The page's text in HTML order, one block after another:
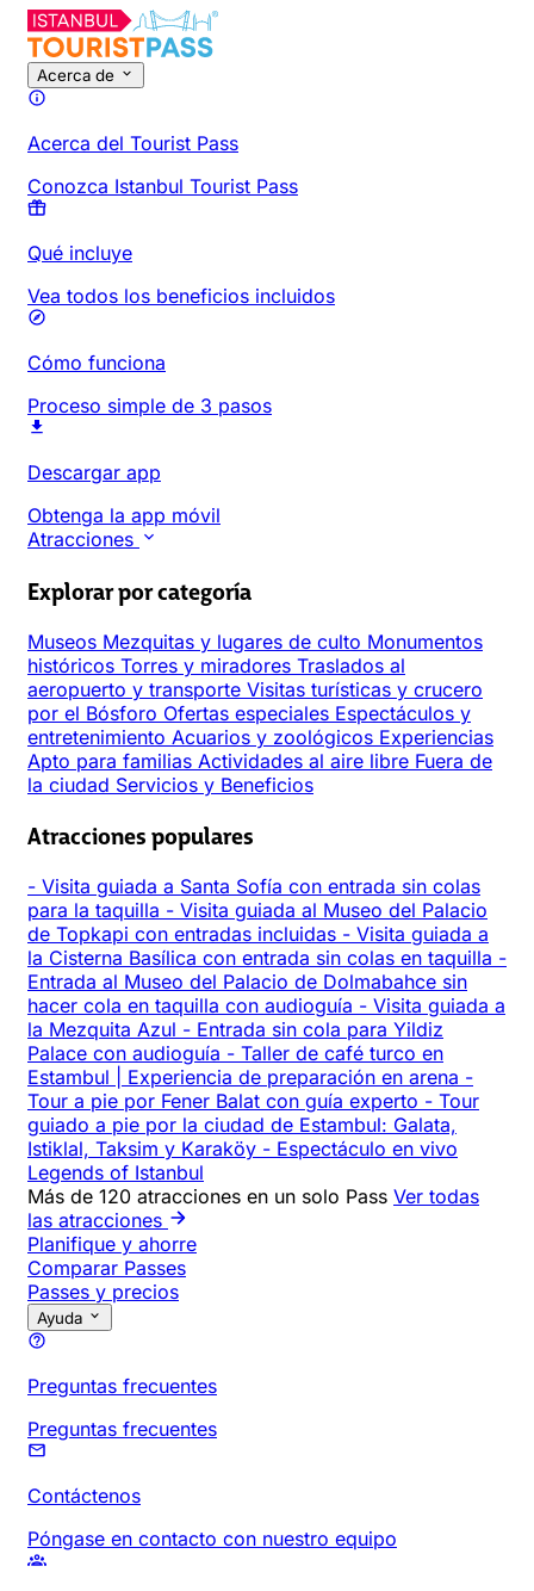
Acerca de
Acerca del Tourist Pass
Conozca Istanbul Tourist Pass
Qué incluye
Vea todos los beneficios incluidos
Cómo funciona
Proceso simple de 3 pasos
Descargar app
Obtenga la app móvil
Atracciones
Explorar por categoría
Museos Mezquitas y lugares de culto Monumentos
históricos Torres y miradores Traslados al
aeropuerto y transporte Visitas turísticas y crucero
por el Bósforo Ofertas especiales Espectáculos y
entretenimiento Acuarios y zoológicos Experiencias
Apto para familias Actividades al aire libre Fuera de
la ciudad Servicios y Beneficios
Atracciones populares
- Visita guiada a Santa Sofía con entrada sin colas
para la taquilla - Visita guiada al Museo del Palacio
de Topkapi con entradas incluidas - Visita guiada a
la Cisterna Basílica con entrada sin colas en taquilla -
Entrada al Museo del Palacio de Dolmabahce sin
hacer cola en taquilla con audioguía - Visita guiada a
la Mezquita Azul - Entrada sin cola para Yildiz
Palace con audioguía - Taller de café turco en
Estambul | Experiencia de preparación en arena -
Tour a pie por Fener Balat con guía experto - Tour
guiado a pie por la ciudad de Estambul: Galata,
Istiklal, Taksim y Karaköy - Espectáculo en vivo
Legends of Istanbul
Más de 120 atracciones en un solo Pass Ver todas
las atracciones
Planifique y ahorre
Comparar Passes
Passes y precios
Ayuda
Preguntas frecuentes
Preguntas frecuentes
Contáctenos
Póngase en contacto con nuestro equipo